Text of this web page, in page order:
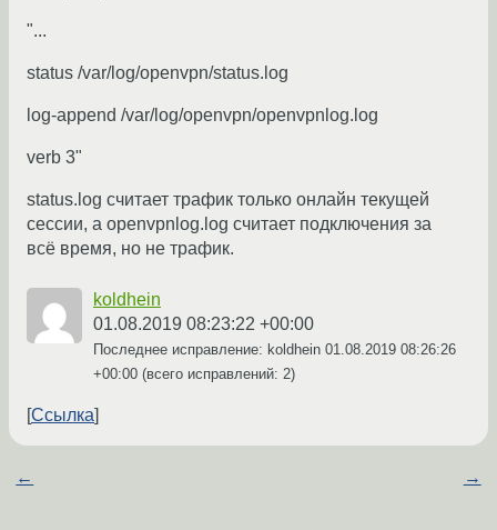
"...
status /var/log/openvpn/status.log
log-append /var/log/openvpn/openvpnlog.log
verb 3"
status.log считает трафик только онлайн текущей
сессии, а openvpnlog.log считает подключения за
всё время, но не трафик.
koldhein
01.08.2019 08:23:22 +00:00
Последнее исправление: koldhein 01.08.2019 08:26:26
+00:00 (всего исправлений: 2)
Ссылка
← →